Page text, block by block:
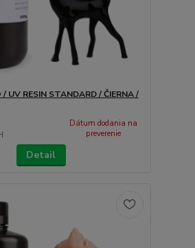
/ UV RESIN STANDARD / ČIERNA /
Dátum dodania na
preverenie
Detail